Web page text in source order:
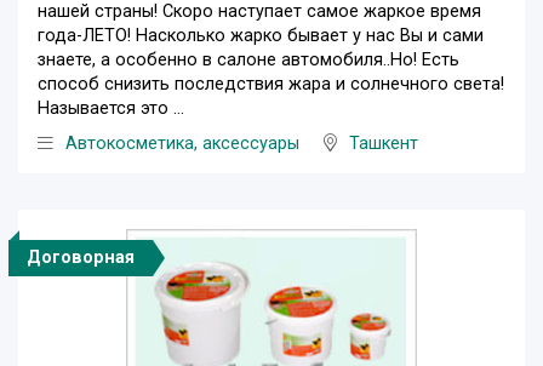
нашей страны! Скоро наступает самое жаркое время
года-ЛЕТО! Насколько жарко бывает у нас Вы и сами
знаете, а особенно в салоне автомобиля..Но! Есть
способ снизить последствия жара и солнечного света!
Называется это ...
Автокосметика, аксессуары
Ташкент
Договорная